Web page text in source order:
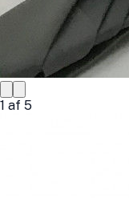
1 af 5